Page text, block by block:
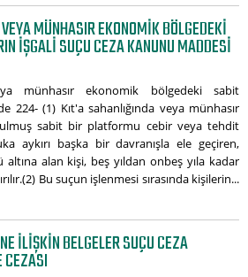
MÜNHASIR EKONOMIK BÖLGEDEKI
IŞGALI SUÇU CEZA KANUNU MADDESI
münhasır ekonomik bölgedeki sabit
224- (1) Kıt'a sahanlığında veya münhasır
sabit bir platformu cebir veya tehdit
aykırı başka bir davranışla ele geçiren,
alan kişi, beş yıldan onbeş yıla kadar
Bu suçun işlenmesi sırasında kişilerin...
ILIŞKIN BELGELER SUÇU CEZA
CEZASI